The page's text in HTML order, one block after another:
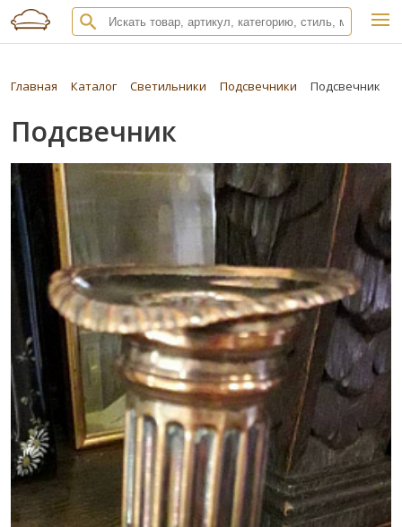
Главная Каталог Светильники Подсвечники Подсвечник
Подсвечник